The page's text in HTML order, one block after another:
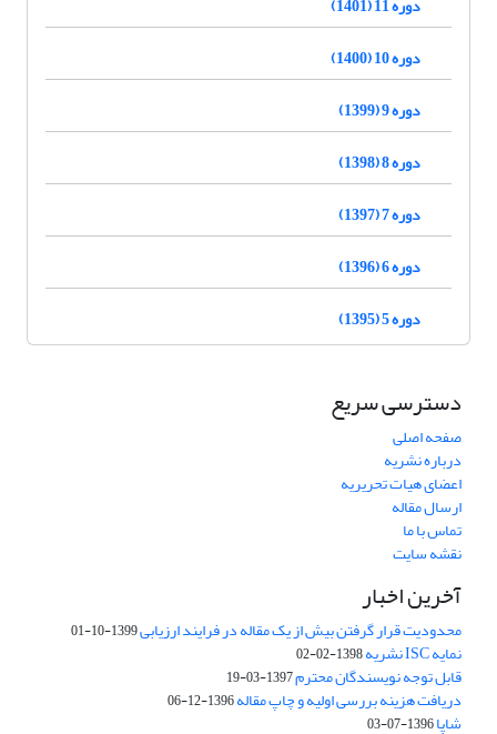
دوره 10 (1400)
دوره 9 (1399)
دوره 8 (1398)
دوره 7 (1397)
دوره 6 (1396)
دوره 5 (1395)
دسترسی سریع
صفحه اصلی
درباره نشریه
اعضای هیات تحریریه
ارسال مقاله
تماس با ما
نقشه سایت
آخرین اخبار
محدودیت قرار گرفتن بیش از یک مقاله در فرایند ارزیابی1399-10-01
نمایه ISC نشریه 1398-02-02
قابل توجه نویسندگان محترم1397-03-19
دریافت هزینه بررسی اولیه و چاپ مقاله1396-12-06
شاپا1396-07-03